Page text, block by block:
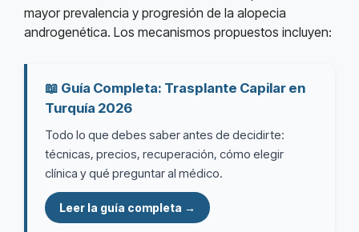
mayor prevalencia y progresión de la alopecia
androgenética. Los mecanismos propuestos incluyen:
📖 Guía Completa: Trasplante Capilar en
Turquía 2026
Todo lo que debes saber antes de decidirte:
técnicas, precios, recuperación, cómo elegir
clínica y qué preguntar al médico.
Leer la guía completa →